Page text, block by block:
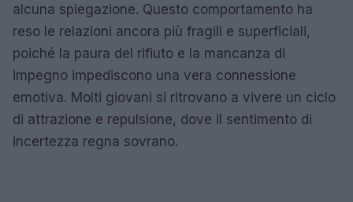
alcuna spiegazione. Questo comportamento ha
reso le relazioni ancora più fragili e superficiali,
poiché la paura del rifiuto e la mancanza di
impegno impediscono una vera connessione
emotiva. Molti giovani si ritrovano a vivere un ciclo
di attrazione e repulsione, dove il sentimento di
incertezza regna sovrano.